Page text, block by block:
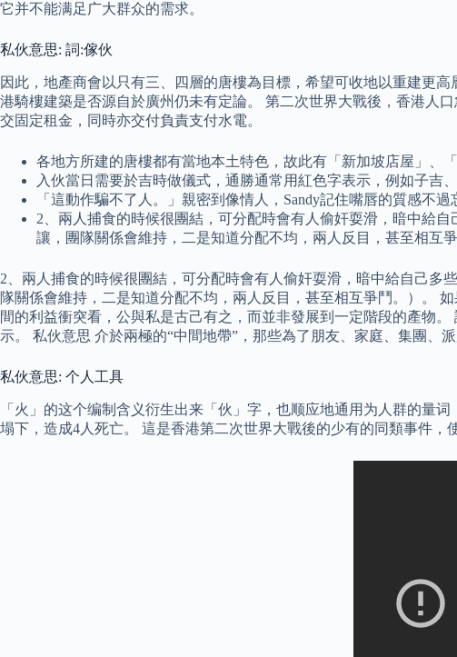
它并不能满足广大群众的需求。
私伙意思: 詞:傢伙
因此，地產商會以只有三、四層的唐樓為目標，希望可收地以重建更
港騎樓建築是否源自於廣州仍未有定論。 第二次世界大戰後，香港人
交固定租金，同時亦交付負責支付水電。
各地方所建的唐樓都有當地本土特色，故此有「新加坡店屋」、
入伙當日需要於吉時做儀式，通勝通常用紅色字表示，例如子吉
「這動作騙不了人。」親密到像情人，Sandy記住嘴唇的質感不過
2、兩人捕食的時候很團結，可分配時會有人偷奸耍滑，暗中給
讓，團隊關係會維持，二是知道分配不均，兩人反目，甚至相互爭
2、兩人捕食的時候很團結，可分配時會有人偷奸耍滑，暗中給自己
隊關係會維持，二是知道分配不均，兩人反目，甚至相互爭鬥。）。
間的利益衝突看，公與私是古己有之，而並非發展到一定階段的產物
示。 私伙意思 介於兩極的“中間地帶”，那些為了朋友、家庭、集團、
私伙意思: 个人工具
「火」的这个编制含义衍生出来「伙」字，也顺应地通用为人群的量
塌下，造成4人死亡。 這是香港第二次世界大戰後的少有的同類事件，